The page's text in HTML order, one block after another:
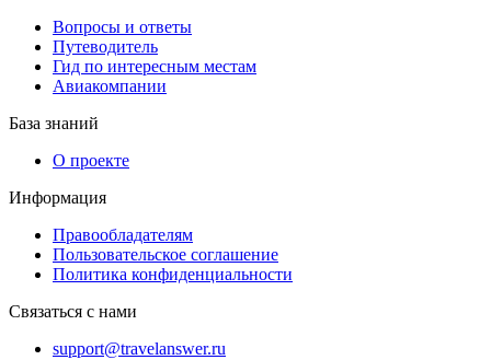
Вопросы и ответы
Путеводитель
Гид по интересным местам
Авиакомпании
База знаний
О проекте
Информация
Правообладателям
Пользовательское соглашение
Политика конфиденциальности
Связаться с нами
support@travelanswer.ru